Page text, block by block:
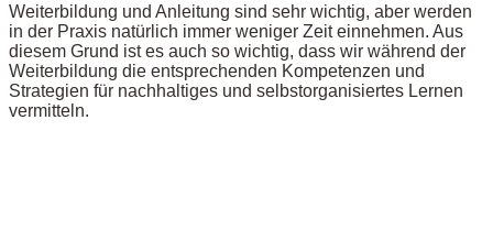
Weiterbildung und Anleitung sind sehr wichtig, aber werden
in der Praxis natürlich immer weniger Zeit einnehmen. Aus
diesem Grund ist es auch so wichtig, dass wir während der
Weiterbildung die entsprechenden Kompetenzen und
Strategien für nachhaltiges und selbstorganisiertes Lernen
vermitteln.